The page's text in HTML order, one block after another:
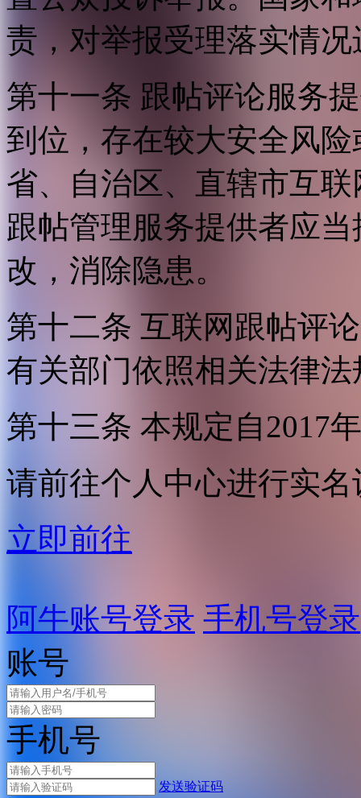
责，对举报受理落实情
第十一条 跟帖评论服务
到位，存在较大安全风
省、自治区、直辖市互
跟帖管理服务提供者应
改，消除隐患。
第十二条 互联网跟帖评
有关部门依照相关法律
第十三条 本规定自2017
请前往个人中心进行实名
立即前往
阿牛账号登录 手机号登录
账号
手机号
发送验证码